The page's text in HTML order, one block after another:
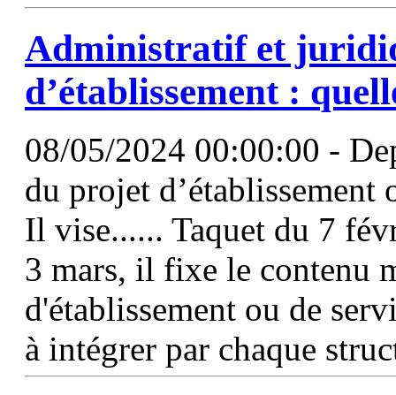
Administratif et
d’établissement :
08/05/2024 00:00:00 -
du projet d’établissement
Il vise...... Taquet du 7
3 mars, il fixe le contenu
d'établissement ou de
à intégrer par chaque